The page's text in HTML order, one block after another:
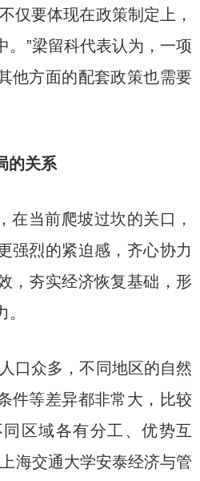
仅要体现在政策制定上，
。”梁留科代表认为，一项
他方面的配套政策也需要
的关系
在当前爬坡过坎的关口，
强烈的紧迫感，齐心协力
，夯实经济恢复基础，形
口众多，不同地区的自然
件等差异都非常大，比较
区域各有分工、优势互
海交通大学安泰经济与管